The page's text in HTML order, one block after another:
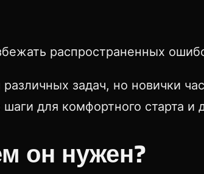
распространенных
задач, но новички
для комфортного старта
он нужен?